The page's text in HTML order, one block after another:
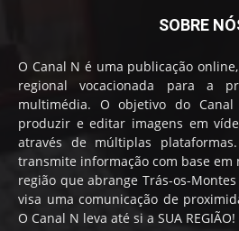
SOBRE
O Canal N é uma publicação
regional vocacionada para a
multimédia. O objetivo do
produzir e editar imagens em
através de múltiplas
transmite informação com base em
região que abrange Trás-os-
visa uma comunicação de
O Canal N leva até si a SUA REGIÃO!